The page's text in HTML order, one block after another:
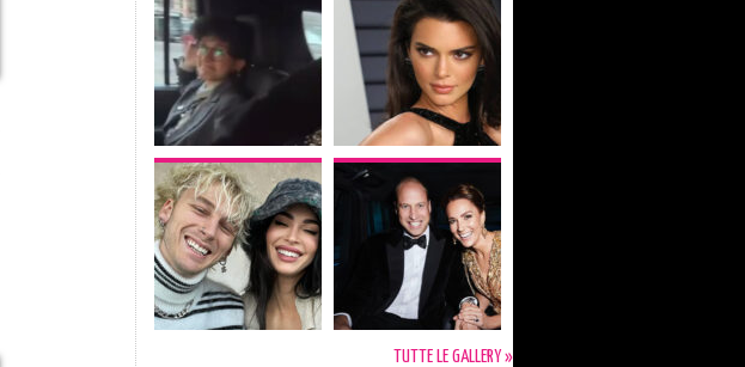
TUTTE LE GALLERY »